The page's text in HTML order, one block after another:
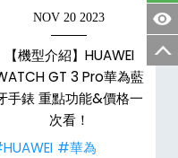
NOV 20 2023
【機型介紹】HUAWEI
GT 3 Pro華為藍
手錶 重點功能&價格一
次看！
#華為